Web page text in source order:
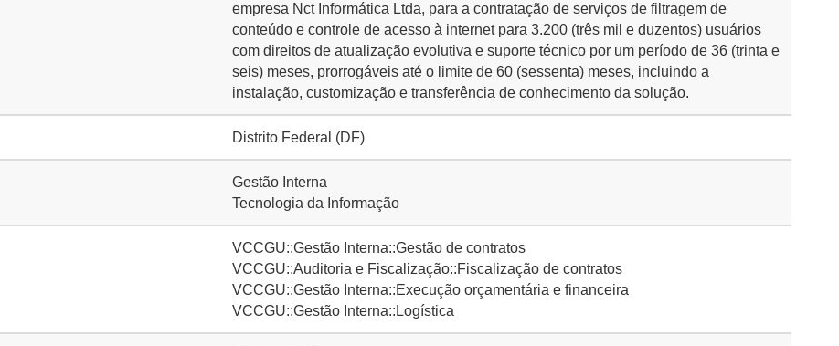
empresa Nct Informática Ltda, para a contratação de serviços de filtragem de
conteúdo e controle de acesso à internet para 3.200 (três mil e duzentos) usuários
com direitos de atualização evolutiva e suporte técnico por um período de 36 (trinta e
seis) meses, prorrogáveis até o limite de 60 (sessenta) meses, incluindo a
instalação, customização e transferência de conhecimento da solução.
Distrito Federal (DF)
Gestão Interna
Tecnologia da Informação
VCCGU::Gestão Interna::Gestão de contratos
VCCGU::Auditoria e Fiscalização::Fiscalização de contratos
VCCGU::Gestão Interna::Execução orçamentária e financeira
VCCGU::Gestão Interna::Logística